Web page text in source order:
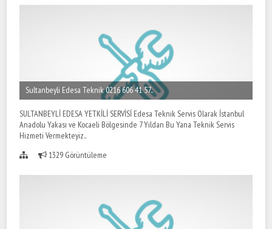
Sultanbeyli Edesa Teknik 0216 606 41 57..
SULTANBEYLİ EDESA YETKİLİ SERVİSİ Edesa Teknik Servis Olarak İstanbul
Anadolu Yakası ve Kocaeli Bölgesinde 7 Yıldan Bu Yana Teknik Servis
Hizmeti Vermekteyiz..
1329 Görüntüleme